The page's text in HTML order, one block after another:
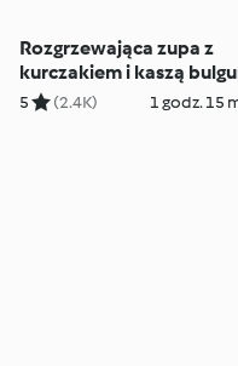
Rozgrzewająca zupa z
kurczakiem i kaszą
5 (2.4K) 1 godz. 15